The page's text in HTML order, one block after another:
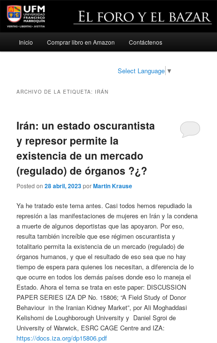
Ir
Ir
Inicio Comprar libro en Amazon Contáctenos
Select Language ▼
ARCHIVO DE LA ETIQUETA: IRÁN
Irán: un estado oscurantista
y represor permite la
existencia de un mercado
(regulado) de órganos ?¿?
Posted on28 abril, 2023porMartin Krause
Ya he tratado este tema antes. Casi todos hemos repudiado la
represión a las manifestaciones de mujeres en Irán y la condena
a muerte de algunos deportistas que las apoyaron. Por eso,
resulta también increíble que ese régimen oscurantista y
totalitario permita la existencia de un mercado (regulado) de
órganos humanos, y que el resultado de eso sea que no hay
tiempo de espera para quienes los necesitan, a diferencia de lo
que ocurre en todos los demás países donde eso lo maneja el
Estado. Ahora el tema se trata en este paper: DISCUSSION
PAPER SERIES IZA DP No. 15806; “A Field Study of Donor
Behaviour in the Iranian Kidney Market”, por Ali Moghaddasi
Kelishomi de Loughborough University y Daniel Sgroi de
University of Warwick, ESRC CAGE Centre and IZA:
https://docs.iza.org/dp15806.pdf